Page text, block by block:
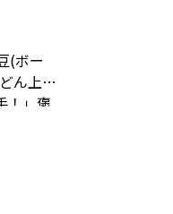
(ボー
ん上達
！」褒